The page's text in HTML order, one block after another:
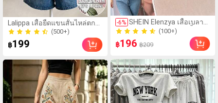
Lalippa เสื้อยืดแขนสั้นไหล่ตก
ทรงหลวมพิมพ์ลายแมวและ
ดอกไม้แบบดิจิทัลสำหรับผู้หญิง
(500+)
฿199
-6% SHEIN Elenzya เสื้อเบลาส์
แขนพัฟแต่งระบายสีพื้น
สีน้ำเงินสำหรับผู้หญิง, เสื้อ
ครอปเข้ารูปผูกโบว์คอวีตัด
500+ ขายแล้ว
(100+)
500+ ขายแล้ว
฿196 ฿209